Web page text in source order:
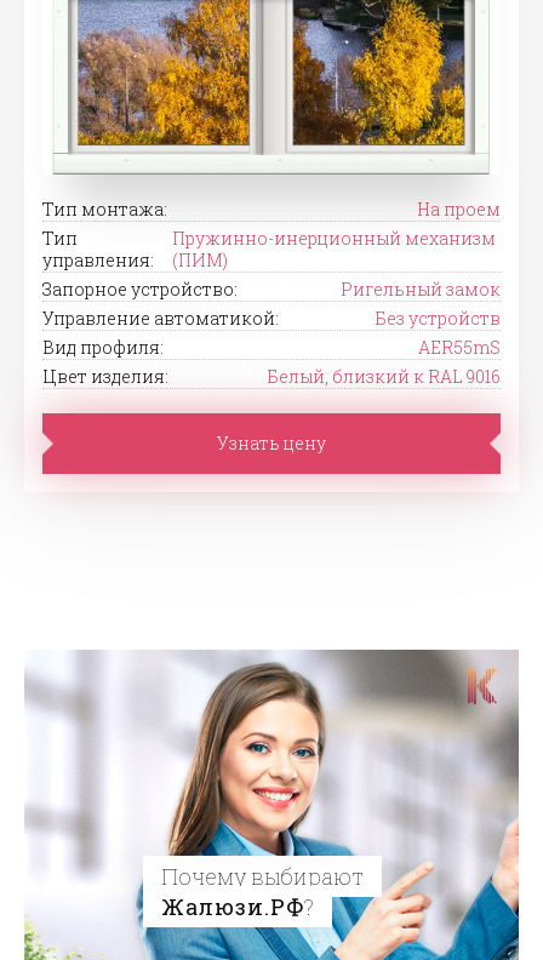
Тип монтажа:
На проем
Тип
управления:
Пружинно-инерционный механизм
(ПИМ)
Запорное устройство:
Ригельный замок
Управление автоматикой:
Без устройств
Вид профиля:
AER55mS
Цвет изделия:
Белый, близкий к RAL 9016
Узнать цену
Почему выбирают
Жалюзи.РФ?